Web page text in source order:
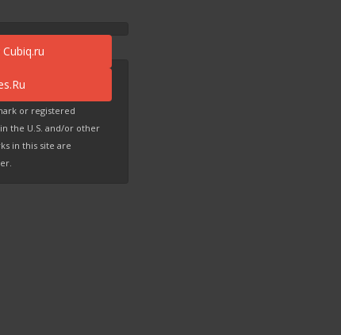
or registered
the U.S. and/or other
in this site are